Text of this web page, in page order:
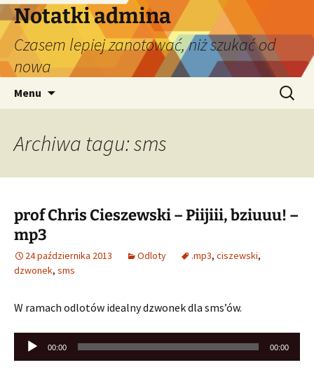
Przejdź
do
treści
Notatki admina
Czasem lepiej zanotować, niż szukać od
nowa
Menu Szukaj:
Archiwa tagu: sms
prof Chris Cieszewski – Piijiii, bziuuu! –
mp3
24 października 2013 Odloty .mp3, ciszewski,
dzwonek, sms
W ramach odlotów idealny dzwonek dla sms’ów.
Odtwarzacz
plików
00:00 00:00